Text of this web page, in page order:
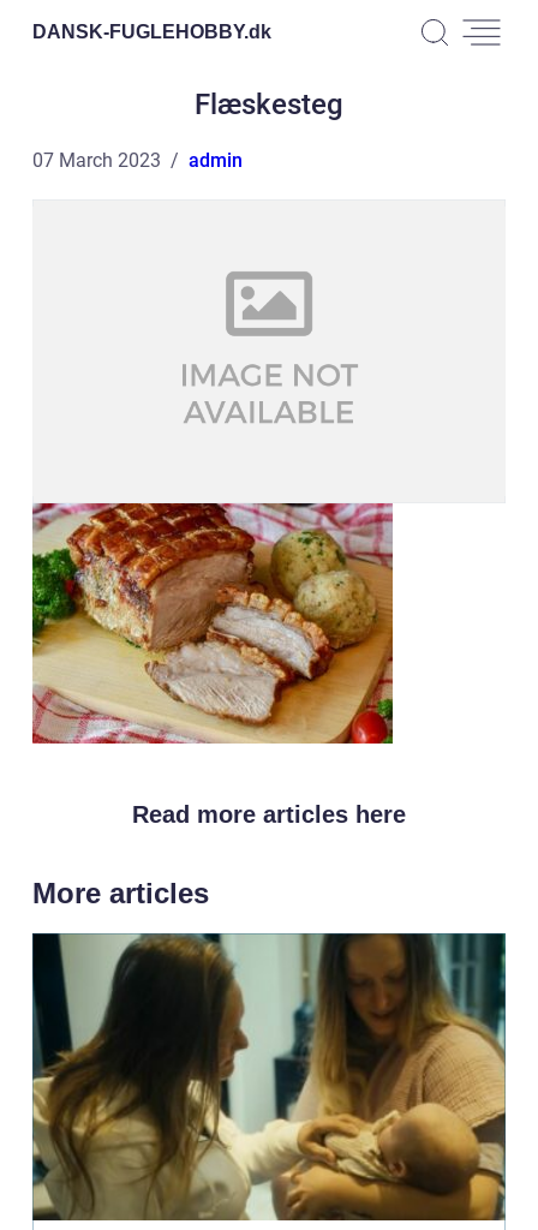
DANSK-FUGLEHOBBY.dk
Flæskesteg
07 March 2023 admin
Read more articles here
More articles